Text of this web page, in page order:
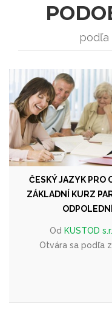
podľa
ČESKÝ JAZYK PRO
ZÁKLADNÍ KURZ
ODPOLEDNÍ
Od KUSTOD
Otvára sa podľa